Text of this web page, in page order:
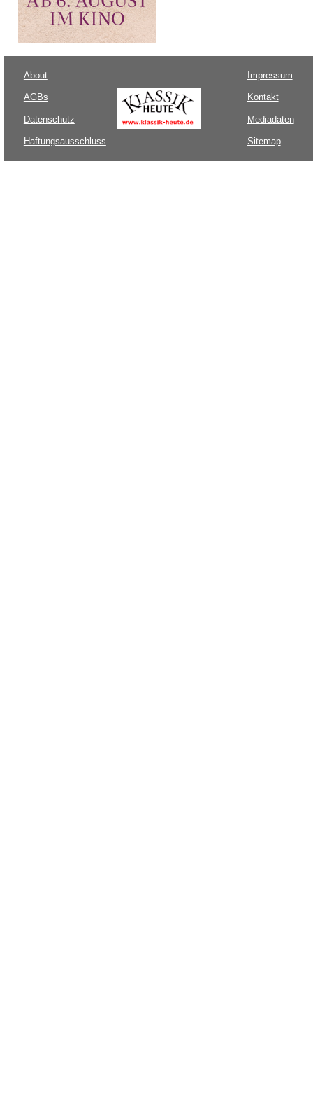
About
AGBs
Datenschutz
Haftungsausschluss
Impressum
Kontakt
Mediadaten
Sitemap